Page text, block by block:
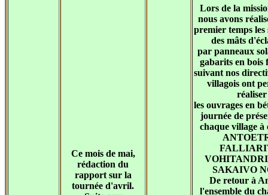
Ce mois de mai,
rédaction du
rapport sur la
tournée d'avril.
Lors de la
nous avons
premier temps les
des mâts
par panneaux
gabarits en bois
suivant nos
villagois ont
réaliser
les ouvrages en
journée de
chaque village à
SAKAIVO
De retour à
l'ensemble du